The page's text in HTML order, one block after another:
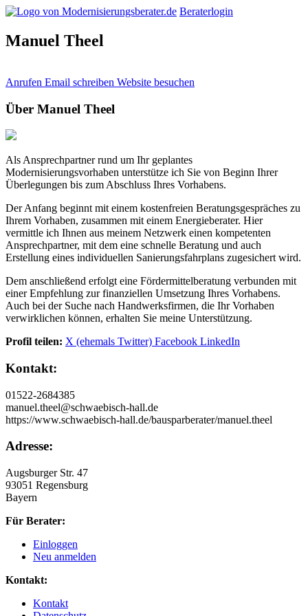
Beraterlogin
Manuel Theel
Anrufen Email schreiben Website besuchen
Über Manuel Theel
Als Ansprechpartner rund um Ihr geplantes
Modernisierungsvorhaben unterstütze ich Sie von Beginn Ihrer
Überlegungen bis zum Abschluss Ihres Vorhabens.
Der Anfang beginnt mit einem kostenfreien Beratungsgespräches zu
Ihrem Vorhaben, zusammen mit einem Energieberater. Hier
vermittle ich Ihnen aus meinem Netzwerk einen kompetenten
Ansprechpartner, mit dem eine schnelle Beratung und auch
Erstellung eines individuellen Sanierungsfahrplans zugesichert wird.
Dem anschließend erfolgt eine Fördermittelberatung verbunden mit
einer Empfehlung zur finanziellen Umsetzung Ihres Vorhabens.
Auch bei der Suche nach Handwerksfirmen, die Ihr Vorhaben
verwirklichen können, erhalten Sie meine Unterstützung.
Profil teilen: X (ehemals Twitter) Facebook LinkedIn
Kontakt:
01522-2684385
manuel.theel@schwaebisch-hall.de
https://www.schwaebisch-hall.de/bausparberater/manuel.theel
Adresse:
Augsburger Str. 47
93051 Regensburg
Bayern
Für Berater:
Einloggen
Neu anmelden
Kontakt:
Kontakt